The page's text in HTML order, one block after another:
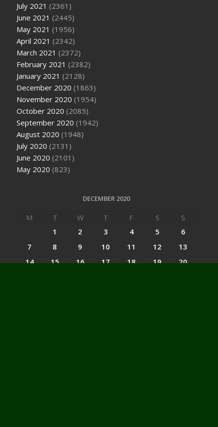
July 2021 (2361)
June 2021 (2445)
May 2021 (1956)
April 2021 (2342)
March 2021 (2372)
February 2021 (2382)
January 2021 (2128)
December 2020 (1863)
November 2020 (1954)
October 2020 (2085)
September 2020 (1942)
August 2020 (1948)
July 2020 (2131)
June 2020 (2101)
May 2020 (823)
DECEMBER 2020
M T W T F S
S
1
2 3 4 5
6
7
8 9 10 11 12
13
14
15 16 17 18 19
20